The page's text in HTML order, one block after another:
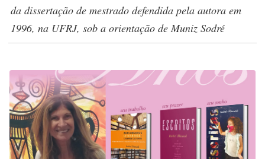
da dissertação de mestrado defendida pela autora em
1996, na UFRJ, sob a orientação de Muniz Sodré